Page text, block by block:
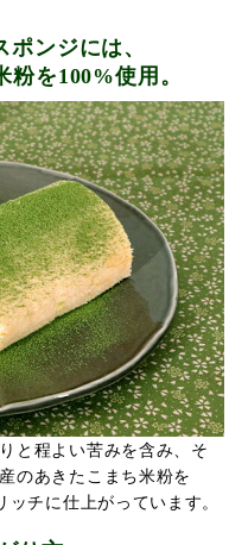
ンジには、
を100%使用。
と程よい苦みを含み、そ
のあきたこまち米粉を
チに仕上がっています。